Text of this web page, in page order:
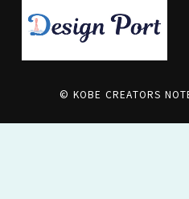
© KOBE CREATORS